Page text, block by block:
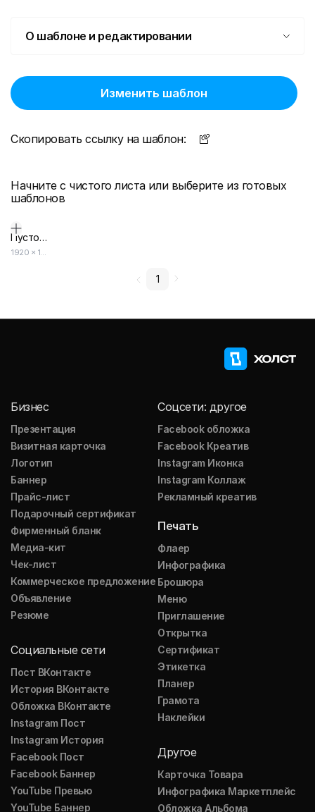
О шаблоне и редактировании
Изменить шаблон
Скопировать ссылку на шаблон:
Начните с чистого листа или выберите из готовых
шаблонов
Пустой дизайн-макет
1920 × 1080
1
Бизнес
Презентация
Визитная карточка
Логотип
Баннер
Прайс-лист
Подарочный сертификат
Фирменный бланк
Медиа-кит
Чек-лист
Коммерческое предложение
Объявление
Резюме
Социальные сети
Пост ВКонтакте
История ВКонтакте
Обложка ВКонтакте
Instagram Пост
Instagram История
Facebook Пост
Facebook Баннер
YouTube Превью
YouTube Баннер
Соцсети: другое
Facebook обложка
Facebook Креатив
Instagram Иконка
Instagram Коллаж
Рекламный креатив
Печать
Флаер
Инфографика
Брошюра
Меню
Приглашение
Открытка
Сертификат
Этикетка
Планер
Грамота
Наклейки
Другое
Карточка Товара
Инфографика Маркетплейс
Обложка Альбома